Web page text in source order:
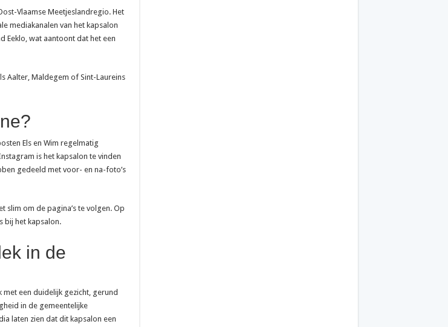
Vlaamse Meetjeslandregio. Het
mediakanalen van het kapsalon
Eeklo, wat aantoont dat het een
Aalter, Maldegem of Sint-Laureins
Els en Wim regelmatig
is het kapsalon te vinden
gedeeld met voor- en na-foto’s
slim om de pagina’s te volgen. Op
bij het kapsalon.
in de
met een duidelijk gezicht, gerund
in de gemeentelijke
laten zien dat dit kapsalon een